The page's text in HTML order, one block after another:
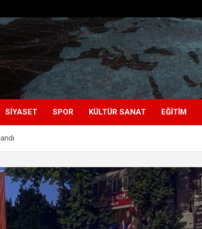
SIYASET SPOR KÜLTÜR SANAT EĞITIM